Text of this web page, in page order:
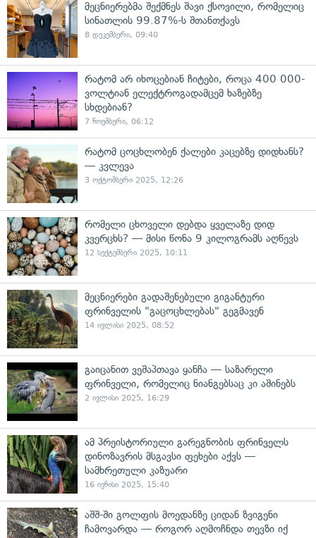
მეცნიერებმა შექმნეს შავი ქსოვილი, რომელიც
სინათლის 99.87%-ს შთანთქავს
8 დეკემბერი, 09:40
რატომ არ იხოცებიან ჩიტები, როცა 400 000-
ვოლტიან ელექტროგადამცემ ხაზებზე
სხდებიან?
7 ნოემბერი, 06:12
რატომ ცოცხლობენ ქალები კაცებზე დიდხანს?
— კვლევა
3 ოქტომბერი 2025, 12:26
რომელი ცხოველი დებდა ყველაზე დიდ
კვერცხს? — მისი წონა 9 კილოგრამს აღწევს
12 სექტემბერი 2025, 10:11
მეცნიერები გადაშენებული გიგანტური
ფრინველის "გაცოცხლებას" გეგმავენ
14 ივლისი 2025, 08:52
გაიცანით ვეშაპთავა ყანჩა — საზარელი
ფრინველი, რომელიც ნიანგებსაც კი აშინებს
2 ივლისი 2025, 16:29
ამ პრეისტორიული გარეგნობის ფრინველს
დინოზავრის მსგავსი ფეხები აქვს —
სამხრეთული კაზუარი
16 ივნისი 2025, 15:40
აშშ-ში გოლფის მოედანზე ციდან ზვიგენი
ჩამოვარდა — როგორ აღმოჩნდა თევზი იქ